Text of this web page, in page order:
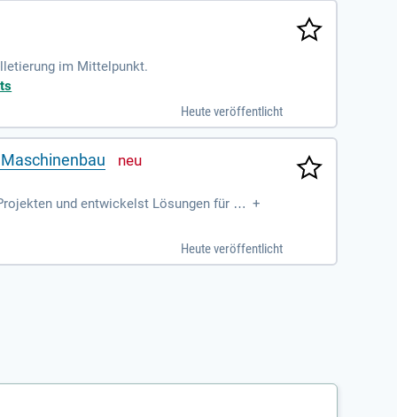
im Mittelpunkt.
Heute veröffentlicht
und entwickelst Lösungen für bet
Konstruktion s
oder fachgebundene Hochschulreife
in einem Unternehmen verstehen möcht
+
Heute veröffentlicht